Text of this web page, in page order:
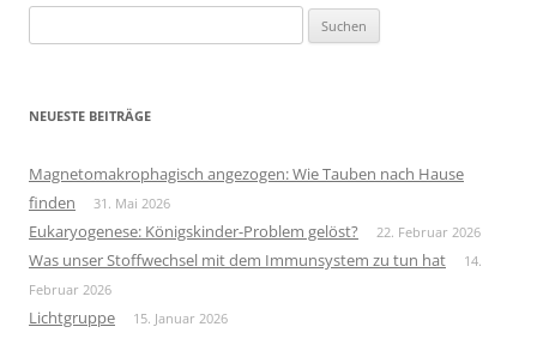
nach:
NEUESTE BEITRÄGE
Magnetomakrophagisch angezogen: Wie Tauben nach Hause
finden
31. Mai 2026
Eukaryogenese: Königskinder-Problem gelöst? 22. Februar 2026
Was unser Stoffwechsel mit dem Immunsystem zu tun hat
14.
Februar 2026
Lichtgruppe 15. Januar 2026